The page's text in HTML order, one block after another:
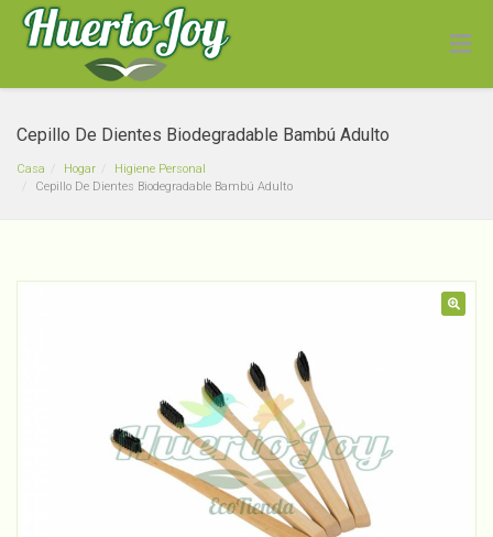
Cepillo De Dientes Biodegradable Bambú Adulto
Casa Hogar
Higiene Personal
Cepillo De Dientes Biodegradable Bambú Adulto
+ ADD